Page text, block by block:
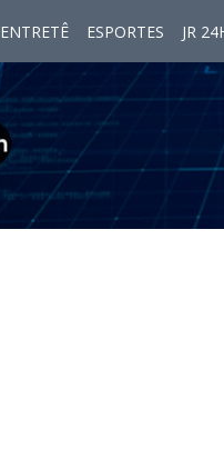
ENTRETÊ ESPORTES JR